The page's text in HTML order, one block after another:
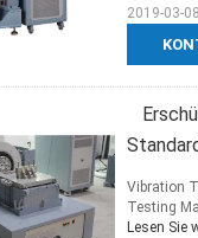
2019-03-
Vibration
Testing
Lesen Sie